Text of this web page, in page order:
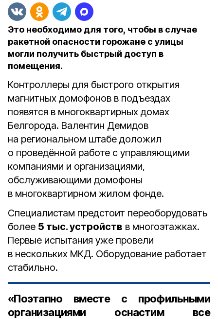
Это необходимо для того, чтобы в случае
ракетной опасности горожане с улицы
могли получить быстрый доступ в
помещения.
Контроллеры для быстрого открытия
магнитных домофонов в подъездах
появятся в многоквартирных домах
Белгорода. Валентин Демидов
на региональном штабе доложил
о проведённой работе с управляющими
компаниями и организациями,
обслуживающими домофоны
в многоквартирном жилом фонде.
Специалистам предстоит переоборудовать
более 5 тыс. устройств в многоэтажках.
Первые испытания уже провели
в нескольких МКД. Оборудование работает
стабильно.
«Поэтапно вместе с профильными
организациями оснастим все